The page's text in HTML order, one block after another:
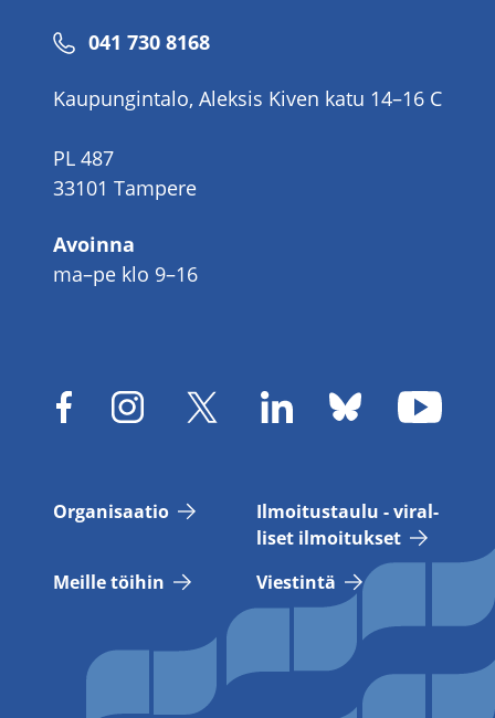
Puhelinnumero
041 730 8168
Kaupungintalo, Aleksis Kiven katu 14–16 C
PL 487
33101 Tampere
Avoinna
ma–pe klo 9–16
Or­ga­ni­saa­tio
Il­moi­tus­tau­lu - vi­ral­
li­set il­moi­tuk­set
Meil­le töi­hin
Vies­tin­tä